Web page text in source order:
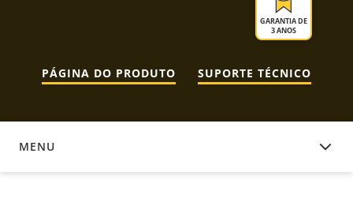
GARANTIA DE
3 ANOS
PÁGINA DO PRODUTO SUPORTE TÉCNICO
MENU
DOCUMENTAÇÃO